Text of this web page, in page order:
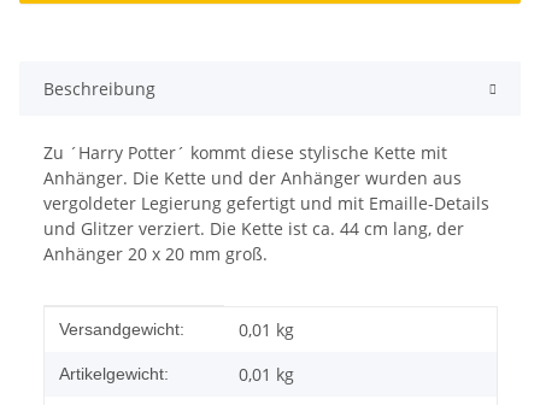
Beschreibung
Zu ´Harry Potter´ kommt diese stylische Kette mit
Anhänger. Die Kette und der Anhänger wurden aus
vergoldeter Legierung gefertigt und mit Emaille-Details
und Glitzer verziert. Die Kette ist ca. 44 cm lang, der
Anhänger 20 x 20 mm groß.
Produkteigenschaft
Wert
Versandgewicht: 0,01 kg
Artikelgewicht: 0,01 kg